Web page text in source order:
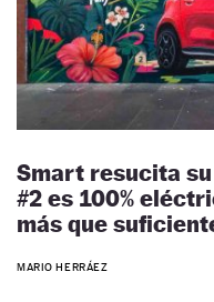
Smart resucita
#2 es 100%
más que
MARIO HERRÁEZ